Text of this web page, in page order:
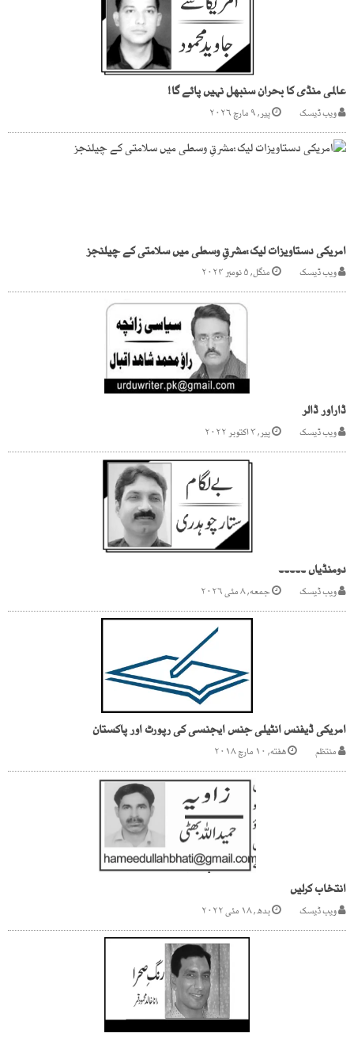
عالمی منڈی کا بحران سنبھل نہیں پائے گا!
ویب ڈیسک پیر, ۹ مارچ ۲۰۲۶
امریکی دستاویزات لیک:مشرقِ وسطی میں سلامتی کے چیلنجز
ویب ڈیسک منگل, ۵ نومبر ۲۰۲۴
ڈاراور ڈالر
ویب ڈیسک پیر, ۳ اکتوبر ۲۰۲۲
دومنڈیاں ۔۔۔۔۔
ویب ڈیسک جمعه, ۸ مئی ۲۰۲۶
امریکی ڈیفنس انٹیلی جنس ایجنسی کی رپورٹ اور پاکستان
منتظم هفته, ۱۰ مارچ ۲۰۱۸
انتخاب کرلیں
ویب ڈیسک بدھ, ۱۸ مئی ۲۰۲۲